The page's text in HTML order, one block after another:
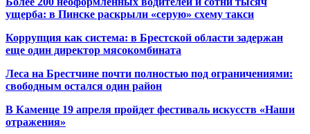
ущерба: в Пинске раскрыли «серую» схему такси
Коррупция как система: в Брестской области задержан
еще один директор мясокомбината
Леса на Брестчине почти полностью под ограничениями:
свободным остался один район
В Каменце 19 апреля пройдет фестиваль искусств «Наши
отражения»